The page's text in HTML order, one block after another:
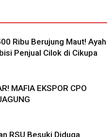
Ribu Berujung Maut! Ayah
Penjual Cilok di Cikupa
MAFIA EKSPOR CPO
RSU Besuki Diduga